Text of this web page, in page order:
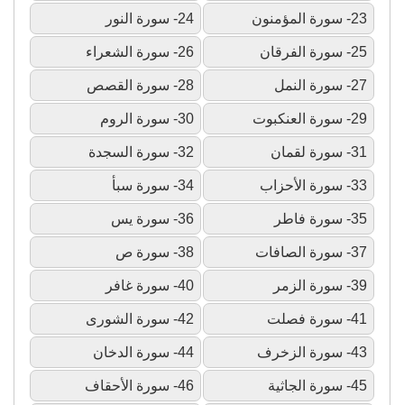
23- سورة المؤمنون 24- سورة النور
25- سورة الفرقان 26- سورة الشعراء
27- سورة النمل 28- سورة القصص
29- سورة العنكبوت 30- سورة الروم
31- سورة لقمان 32- سورة السجدة
33- سورة الأحزاب 34- سورة سبأ
35- سورة فاطر 36- سورة يس
37- سورة الصافات 38- سورة ص
39- سورة الزمر 40- سورة غافر
41- سورة فصلت 42- سورة الشورى
43- سورة الزخرف 44- سورة الدخان
45- سورة الجاثية 46- سورة الأحقاف